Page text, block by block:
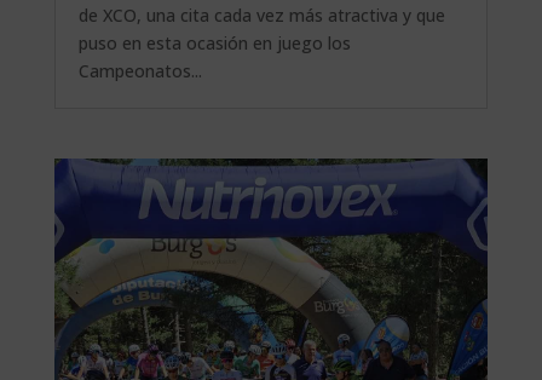
de XCO, una cita cada vez más atractiva y que
puso en esta ocasión en juego los
Campeonatos...